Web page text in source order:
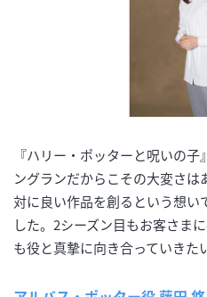
『ハリー・ポッターと呪いの
ングランだからこその大変さ
対に良い作品を創るという想い
した。2シーズン目もお客さま
も役と真摯に向き合っていきた